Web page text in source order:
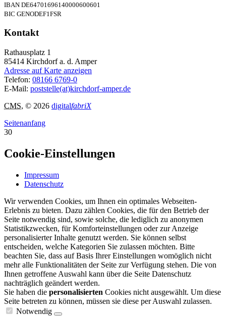
IBAN DE64701696140000600601
BIC GENODEF1FSR
Kontakt
Rathausplatz 1
85414 Kirchdorf a. d. Amper
Adresse auf Karte anzeigen
Telefon: 08166 6769-0
E-Mail: poststelle(at)kirchdorf-amper.de
CMS, © 2026 digitalfabriX
Seitenanfang
30
Cookie-Einstellungen
Impressum
Datenschutz
Wir verwenden Cookies, um Ihnen ein optimales Webseiten-
Erlebnis zu bieten. Dazu zählen Cookies, die für den Betrieb der
Seite notwendig sind, sowie solche, die lediglich zu anonymen
Statistikzwecken, für Komforteinstellungen oder zur Anzeige
personalisierter Inhalte genutzt werden. Sie können selbst
entscheiden, welche Kategorien Sie zulassen möchten. Bitte
beachten Sie, dass auf Basis Ihrer Einstellungen womöglich nicht
mehr alle Funktionalitäten der Seite zur Verfügung stehen. Die von
Ihnen getroffene Auswahl kann über die Seite Datenschutz
nachträglich geändert werden.
Sie haben die personalisierten Cookies nicht ausgewählt. Um diese
Seite betreten zu können, müssen sie diese per Auswahl zulassen.
Notwendig